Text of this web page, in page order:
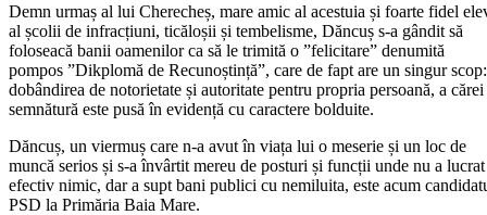
Demn urmaș al lui Cherecheș, mare amic al acestuia și foarte fidel
al școlii de infracțiuni, ticăloșii și tembelisme, Dăncuș s-a gândit să
foloseacă banii oamenilor ca să le trimită o ”felicitare” denumită
pompos ”Dikplomă de Recunoștință”, care de fapt are un singur scop:
dobândirea de notorietate și autoritate pentru propria persoană, a cărei
semnătură este pusă în evidență cu caractere bolduite.
Dăncuș, un viermuș care n-a avut în viața lui o meserie și un loc de
muncă serios și s-a învârtit mereu de posturi și funcții unde nu a lucrat
efectiv nimic, dar a supt bani publici cu nemiluita, este acum
PSD la Primăria Baia Mare.